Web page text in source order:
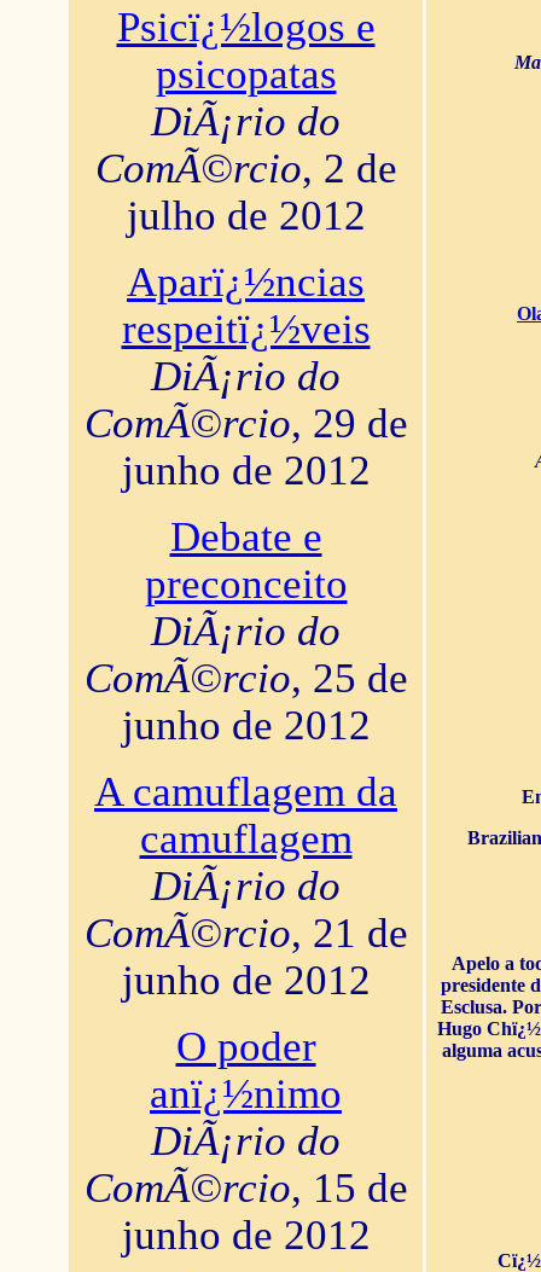
Psicï¿½logos e
psicopatas
DiÃ¡rio do
ComÃ©rcio, 2 de
julho de 2012
Aparï¿½ncias
respeitï¿½veis
DiÃ¡rio do
ComÃ©rcio, 29 de
junho de 2012
Debate e
preconceito
DiÃ¡rio do
ComÃ©rcio, 25 de
junho de 2012
A camuflagem da
camuflagem
DiÃ¡rio do
ComÃ©rcio, 21 de
junho de 2012
O poder
anï¿½nimo
DiÃ¡rio do
ComÃ©rcio, 15 de
junho de 2012
Apelo a
presidente
Esclusa.
Hugo
alguma